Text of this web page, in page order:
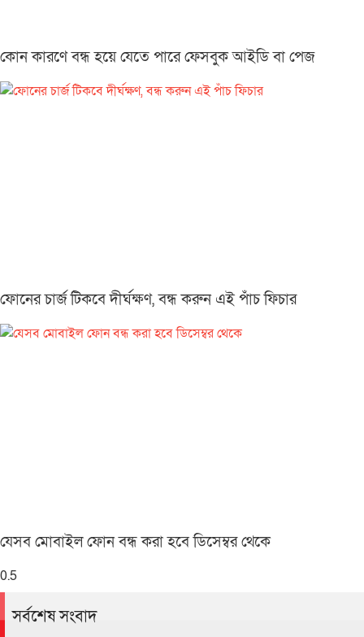
কোন কারণে বন্ধ হয়ে যেতে পারে ফেসবুক আইডি বা পেজ
ফোনের চার্জ টিকবে দীর্ঘক্ষণ, বন্ধ করুন এই পাঁচ ফিচার
যেসব মোবাইল ফোন বন্ধ করা হবে ডিসেম্বর থেকে
সর্বশেষ সংবাদ